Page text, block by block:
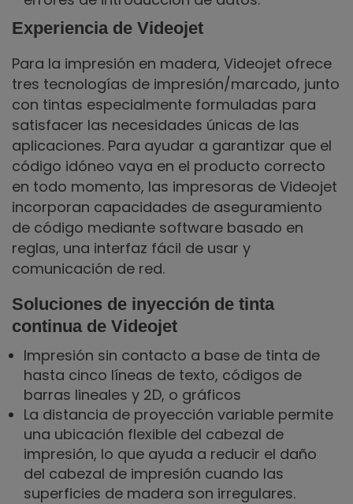
Experiencia de Videojet
Para la impresión en madera, Videojet ofrece
tres tecnologías de impresión/marcado, junto
con tintas especialmente formuladas para
satisfacer las necesidades únicas de las
aplicaciones. Para ayudar a garantizar que el
código idóneo vaya en el producto correcto
en todo momento, las impresoras de Videojet
incorporan capacidades de aseguramiento
de código mediante software basado en
reglas, una interfaz fácil de usar y
comunicación de red.
Soluciones de inyección de tinta
continua de Videojet
Impresión sin contacto a base de tinta de
hasta cinco líneas de texto, códigos de
barras lineales y 2D, o gráficos
La distancia de proyección variable permite
una ubicación flexible del cabezal de
impresión, lo que ayuda a reducir el daño
del cabezal de impresión cuando las
superficies de madera son irregulares.